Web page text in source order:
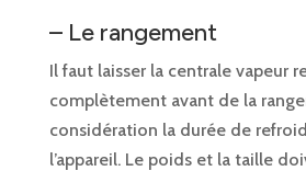
– Le rangement
Il faut laisser la centrale vapeur
complètement avant de la
considération la durée de
l’appareil. Le poids et la taille